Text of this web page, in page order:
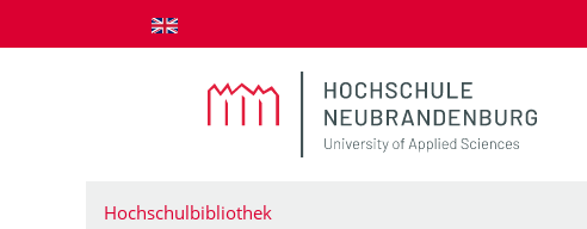
zum Inhalt springen
Hochschulbibliothek